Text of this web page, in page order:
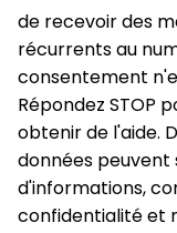
de recevoir des
récurrents au
consentement
Répondez STOP
obtenir de l'aide.
données peuvent
d'informations,
confidentialité et